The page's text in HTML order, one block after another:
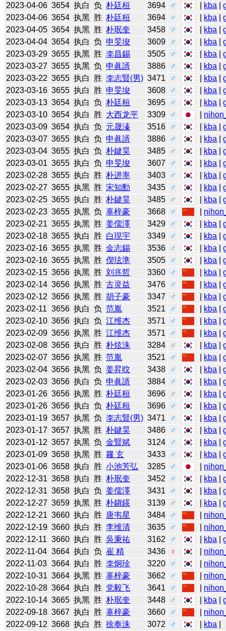
2023-04-06 3654 执白 负 朴廷桓 3694 ♂ kba |
2023-04-06 3654 执黑 胜 朴廷桓 3694 ♂ kba |
2023-04-05 3654 执黑 胜 朴珉奎 3458 ♂ kba |
2023-04-04 3654 执白 负 申旻埈 3609 ♂ kba |
2023-03-29 3655 执黑 胜 李昌錫 3505 ♂ kba |
2023-03-27 3655 执黑 负 申眞諝 3886 ♂ kba |
2023-03-22 3655 执白 胜 李志賢(男) 3471 ♂ kba |
2023-03-16 3655 执白 胜 申旻埈 3608 ♂ kba |
2023-03-13 3654 执白 负 朴廷桓 3695 ♂ kba |
2023-03-10 3654 执白 胜 大西龙平 3309 ♂
2023-03-09 3654 执白 负 元晟溱 3516 ♂ kba |
2023-03-07 3655 执白 负 申眞諝 3886 ♂ kba |
2023-03-04 3655 执白 负 朴鍵昊 3485 ♂ kba |
2023-03-01 3655 执白 负 申旻埈 3607 ♂ kba |
2023-02-28 3655 执白 胜 朴进率 3403 ♂ kba |
2023-02-27 3655 执黑 胜 宋知勳 3435 ♂ kba |
2023-02-25 3655 执白 胜 朴鍵昊 3485 ♂ kba |
2023-02-23 3655 执黑 负 辜梓豪 3668 ♂
2023-02-21 3655 执黑 胜 姜儒澤 3429 ♂ kba |
2023-02-18 3655 执白 胜 白現宇 3349 ♂ kba |
2023-02-16 3655 执黑 胜 金志錫 3536 ♂ kba |
2023-02-16 3655 执黑 胜 偰玹準 3505 ♂ kba |
2023-02-15 3656 执黑 胜 刘兆哲 3360 ♂ kba |
2023-02-14 3656 执黑 胜 古灵益 3476 ♂ kba |
2023-02-12 3656 执黑 胜 胡子豪 3347 ♂ kba |
2023-02-11 3656 执白 负 范胤 3521 ♂ kba |
2023-02-10 3656 执白 负 江维杰 3571 ♂ kba |
2023-02-09 3656 执黑 胜 江维杰 3571 ♂ kba |
2023-02-08 3656 执白 胜 朴炫洙 3284 ♂ kba |
2023-02-07 3656 执黑 胜 范胤 3521 ♂ kba |
2023-02-04 3656 执黑 负 姜昇旼 3438 ♂ kba |
2023-02-03 3656 执白 负 申眞諝 3884 ♂ kba |
2023-01-26 3656 执黑 胜 朴廷桓 3696 ♂ kba |
2023-01-26 3656 执白 负 朴廷桓 3696 ♂ kba |
2023-01-19 3657 执黑 负 李志賢(男) 3471 ♂ kba |
2023-01-17 3657 执黑 胜 朴鍵昊 3486 ♂ kba |
2023-01-12 3657 执黑 负 金賢斌 3124 ♂ kba |
2023-01-09 3658 执黑 胜 羅 玄 3433 ♂ kba |
2023-01-06 3658 执白 胜 小池芳弘 3285 ♂
2022-12-31 3658 执白 胜 朴珉奎 3452 ♂ kba |
2022-12-31 3658 执白 负 姜儒澤 3431 ♂ kba |
2022-12-27 3659 执黑 胜 朴鎭鍈 3139 ♂ kba |
2022-12-21 3660 执白 胜 唐韦星 3484 ♂
2022-12-19 3660 执白 胜 李维清 3635 ♂
2022-12-11 3660 执白 胜 吳秉祐 3162 ♂ kba |
2022-11-04 3664 执白 负 崔 精 3436 ♀
2022-11-03 3664 执白 胜 李炯珍 3220 ♂
2022-10-31 3664 执黑 胜 辜梓豪 3662 ♂
2022-10-28 3664 执白 胜 党毅飞 3641 ♂
2022-10-14 3665 执黑 胜 朴珉奎 3448 ♂ kba |
2022-09-18 3667 执白 胜 辜梓豪 3660 ♂
2022-09-12 3668 执白 胜 徐奉洙 3072 ♂ kba